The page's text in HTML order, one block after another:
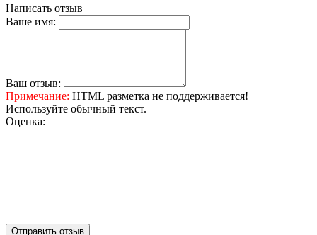
Написать отзыв
Ваше имя:
Ваш отзыв:
Примечание: HTML разметка не поддерживается!
Используйте обычный текст.
Оценка:
Отправить отзыв